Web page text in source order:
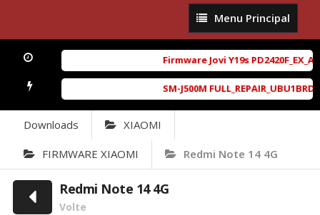
Menu
Principal
Menu Principal
Firmware Jovi Y19s
SM-J500M
Downloads XIAOMI
FIRMWARE XIAOMI Redmi Note 14 4G
Redmi Note 14 4G
Volte